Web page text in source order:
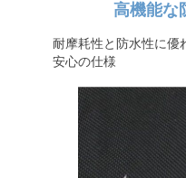
高機能な
耐摩耗性と防水性に優
安心の仕様